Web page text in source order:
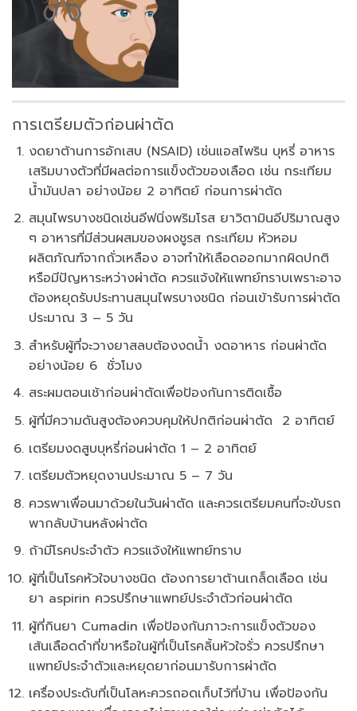
การเตรียมตัวก่อนผ่าตัด
งดยาต้านการอักเสบ (NSAID) เช่นแอสไพริน บุหรี่ อาหาร
เสริมบางตัวที่มีผลต่อการแข็งตัวของเลือด เช่น กระเทียม
น้ำมันปลา อย่างน้อย 2 อาทิตย์ ก่อนการผ่าตัด
สมุนไพรบางชนิดเช่นอีฟนิ่งพริมโรส ยาวิตามินอีปริมาณสูง
ๆ อาหารที่มีส่วนผสมของผงชูรส กระเทียม หัวหอม
ผลิตภัณฑ์จากถั่วเหลือง อาจทำให้เลือดออกมากผิดปกติ
หรือมีปัญหาระหว่างผ่าตัด ควรแจ้งให้แพทย์ทราบเพราะอาจ
ต้องหยุดรับประทานสมุนไพรบางชนิด ก่อนเข้ารับการผ่าตัด
ประมาณ 3 – 5 วัน
สำหรับผู้ที่จะวางยาสลบต้องงดน้ำ งดอาหาร ก่อนผ่าตัด
อย่างน้อย 6 ชั่วโมง
สระผมตอนเช้าก่อนผ่าตัดเพื่อป้องกันการติดเชื้อ
ผู้ที่มีความดันสูงต้องควบคุมให้ปกติก่อนผ่าตัด 2 อาทิตย์
เตรียมงดสูบบุหรี่ก่อนผ่าตัด 1 – 2 อาทิตย์
เตรียมตัวหยุดงานประมาณ 5 – 7 วัน
ควรพาเพื่อนมาด้วยในวันผ่าตัด และควรเตรียมคนที่จะขับรถ
พากลับบ้านหลังผ่าตัด
ถ้ามีโรคประจำตัว ควรแจ้งให้แพทย์ทราบ
ผู้ที่เป็นโรคหัวใจบางชนิด ต้องการยาต้านเกล็ดเลือด เช่น
ยา aspirin ควรปรึกษาแพทย์ประจำตัวก่อนผ่าตัด
ผู้ที่กินยา Cumadin เพื่อป้องกันภาวะการแข็งตัวของ
เส้นเลือดดำที่ขาหรือในผู้ที่เป็นโรคลิ้นหัวใจรั่ว ควรปรึกษา
แพทย์ประจำตัวและหยุดยาก่อนมารับการผ่าตัด
เครื่องประดับที่เป็นโลหะควรถอดเก็บไว้ที่บ้าน เพื่อป้องกัน